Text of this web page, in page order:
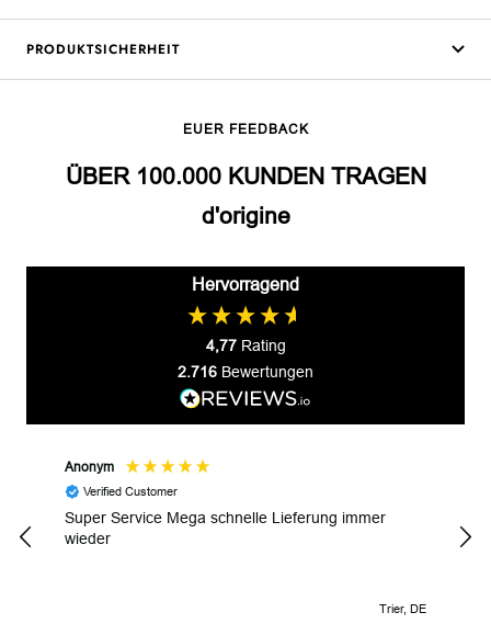
PRODUKTSICHERHEIT
EUER FEEDBACK
ÜBER 100.000 KUNDEN TRAGEN
d'origine
Hervorragend
4,77 Rating
2.716 Bewertungen
Anonym
Verified Customer
Super Service Mega schnelle Lieferung immer
wieder
Trier, DE